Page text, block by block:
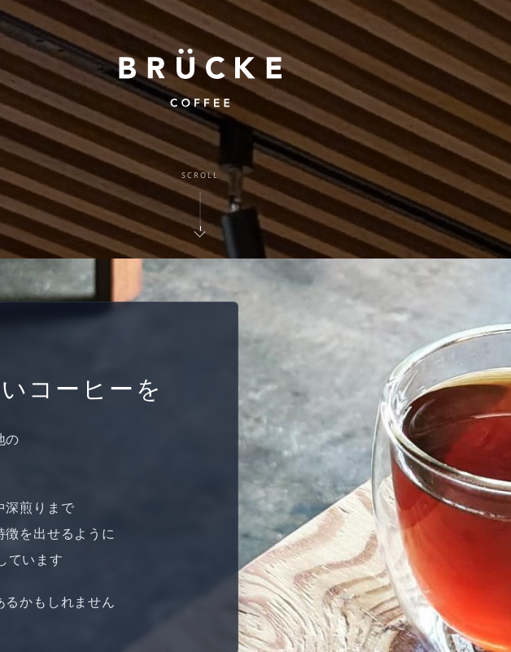
SCROLL
コーヒーを
の
深煎りまで
徴を出せるように
ています
かもしれません